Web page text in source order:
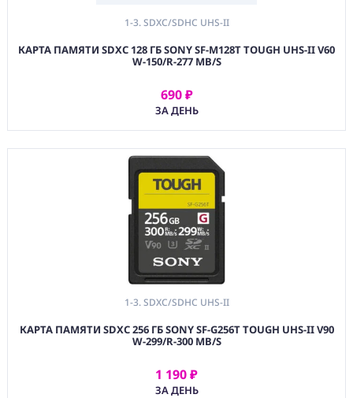
1-3. SDXC/SDHC UHS-II
КАРТА ПАМЯТИ SDXC 128 ГБ SONY SF-M128T TOUGH UHS-II V60
W-150/R-277 MB/S
690 ₽
ЗА ДЕНЬ
АРЕНДОВАТЬ
1-3. SDXC/SDHC UHS-II
КАРТА ПАМЯТИ SDXC 256 ГБ SONY SF-G256T TOUGH UHS-II V90
W-299/R-300 MB/S
1 190 ₽
ЗА ДЕНЬ
АРЕНДОВАТЬ